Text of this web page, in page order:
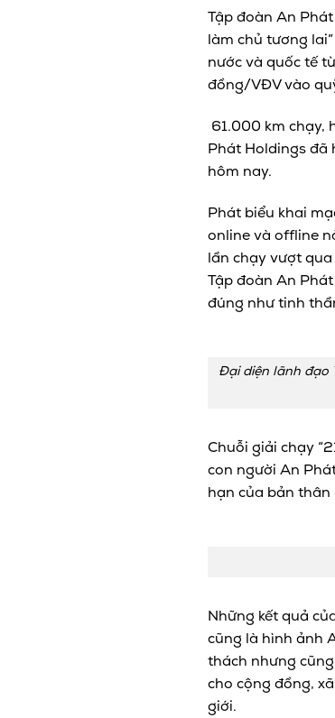
Tập đoàn An
làm chủ tương
nước và quốc tế
đồng/VĐV vào
61.000 km chạy,
Phát Holdings đã
hôm nay.
Phát biểu khai
online và offline
lần chạy vượt
Tập đoàn An
đúng như tinh
Đại diện lãnh đạo
Chuỗi giải chạy
con người An
hạn của bản
Những kết quả
cũng là hình ảnh
thách nhưng
cho cộng đồng,
giới.